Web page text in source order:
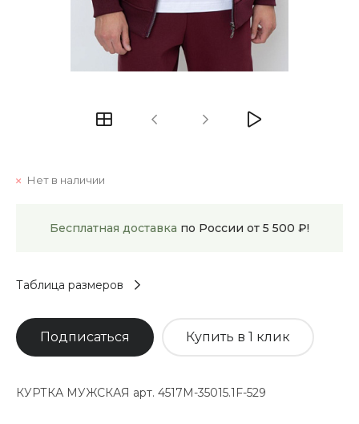
Нет в наличии
Бесплатная доставка по России от 5 500 ₽!
Таблица размеров
Подписаться Купить в 1 клик
КУРТКА МУЖСКАЯ арт. 4517M-35015.1F-529